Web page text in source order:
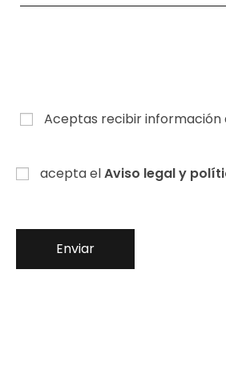
Aceptas recibir información
acepta elAviso legal y